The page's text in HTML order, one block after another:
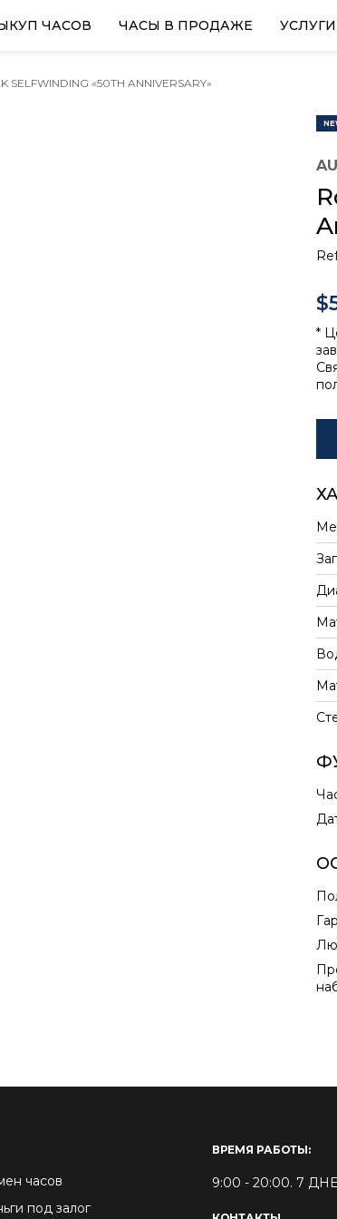
ЧАСОВ ЧАСЫ В ПРОДАЖЕ УСЛУГИ
SELFWINDING «50TH ANNIVERSARY»
*
часов
под залог
ВРЕМЯ РАБОТЫ:
9:00 - 20:00. 7